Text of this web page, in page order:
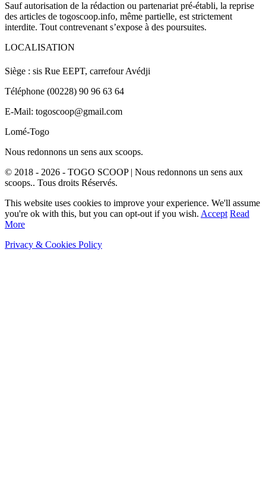
Sauf autorisation de la rédaction ou partenariat pré-établi, la reprise
des articles de togoscoop.info, même partielle, est strictement
interdite. Tout contrevenant s’expose à des poursuites.
LOCALISATION
Siège : sis Rue EEPT, carrefour Avédji
Téléphone (00228) 90 96 63 64
E-Mail: togoscoop@gmail.com
Lomé-Togo
Nous redonnons un sens aux scoops.
© 2018 - 2026 - TOGO SCOOP | Nous redonnons un sens aux
scoops.. Tous droits Réservés.
This website uses cookies to improve your experience. We'll assume
you're ok with this, but you can opt-out if you wish. Accept Read
More
Privacy & Cookies Policy